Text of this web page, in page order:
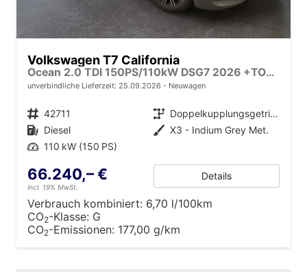
Volkswagen T7 California
Ocean 2.0 TDI 150PS/110kW DSG7 2026 +TOP & PARK PAKET+18" ALU+AHK+TRAVEL ASSIST+EL- HEBEDACH, BASALT GRAU+CAMPINGAUSBAU
unverbindliche Lieferzeit: 25.09.2026 Neuwagen
Fahrzeugnr. 42711 Getriebe
Doppelkupplungsgetriebe (DSG)
Kraftstoff Diesel Außenfarbe X3 - Indium Grey Met.
Leistung 110 kW (150 PS)
66.240,– €
incl. 19% MwSt.
Details
Verbrauch kombiniert: 6,70 l/100km
CO2-Klasse: G
CO2-Emissionen: 177,00 g/km